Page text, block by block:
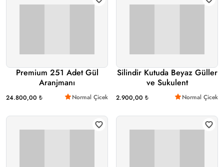
Premium 251 Adet Gül
Aranjmanı
24.800,00 ₺ Normal Çicek
Silindir Kutuda Beyaz Güller
ve Sukulent
2.900,00 ₺ Normal Çicek